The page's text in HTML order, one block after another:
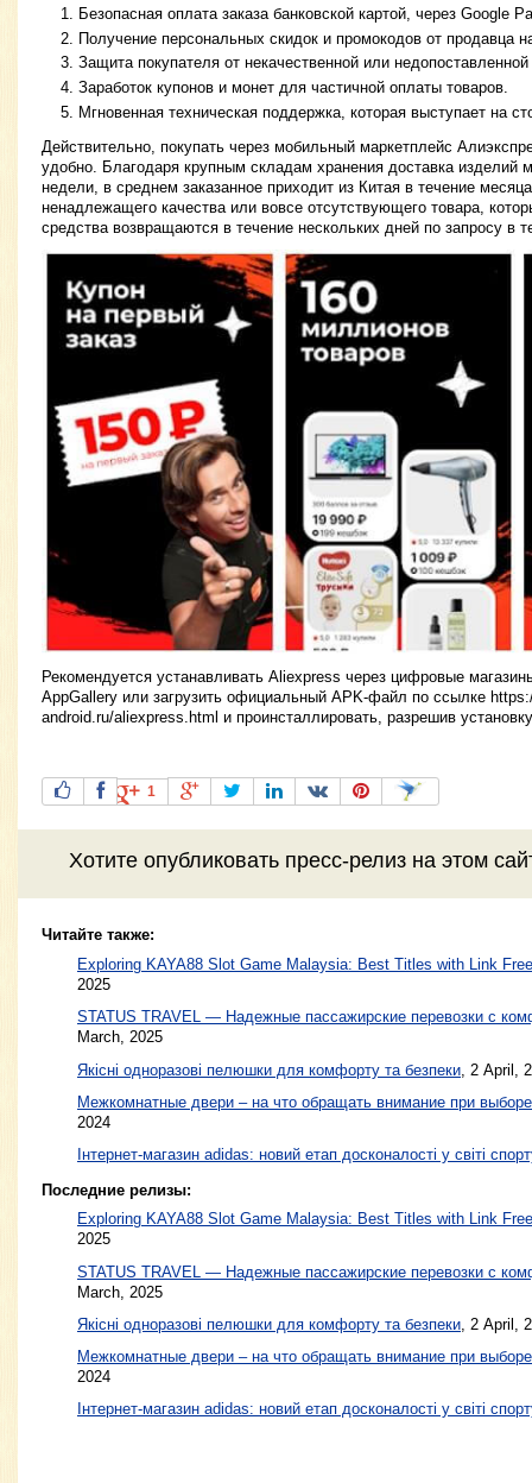
Безопасная оплата заказа банковской картой, через Google
Получение персональных скидок и промокодов от продавца
Защита покупателя от некачественной или
Заработок купонов и монет для частичной оплаты товаров.
Мгновенная техническая поддержка, которая выступает на
Действительно, покупать через мобильный маркетплейс
удобно. Благодаря крупным складам хранения доставка изделий
недели, в среднем заказанное приходит из Китая в течение
ненадлежащего качества или вовсе отсутствующего товара,
средства возвращаются в течение нескольких дней по запросу в
Рекомендуется устанавливать Aliexpress через цифровые
AppGallery или загрузить официальный APK-файл по ссылке
android.ru/aliexpress.html и проинсталлировать, разрешив
1
Хотите опубликовать пресс-релизна этом
Читайте также:
Exploring KAYA88 Slot Game Malaysia: Best Titles with Link
2025
STATUS TRAVEL — Надежные пассажирские перевозки с
March, 2025
Якісні одноразові пелюшки для комфорту та безпеки 2 April,
Межкомнатные двери – на что обращать внимание при
2024
Інтернет-магазин adidas: новий етап досконалості у світі
Последние релизы:
Exploring KAYA88 Slot Game Malaysia: Best Titles with Link
2025
STATUS TRAVEL — Надежные пассажирские перевозки с
March, 2025
Якісні одноразові пелюшки для комфорту та безпеки , 2 April,
Межкомнатные двери – на что обращать внимание при
2024
Інтернет-магазин adidas: новий етап досконалості у світі